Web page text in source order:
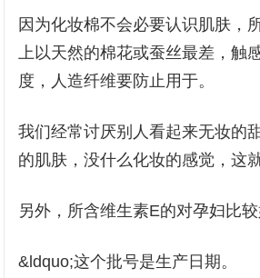
因为化妆棉不会必要认识肌肤，
上以天然的棉花或蚕丝最差，触
度，人造纤维要防止用于。
我们经常讨厌别人看起来无妆的
的肌肤，没什么化妆的感觉，这
另外，所含维生素E的对孕妇比较
&ldquo;这个批号是生产日期。